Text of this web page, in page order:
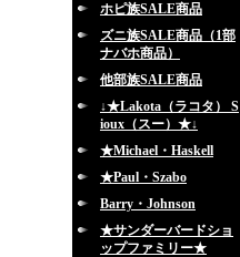
ホピ族SALE商品
ズニ族SALE商品（1部
ナバホ商品）
他部族SALE商品
↓★Lakota（ラコタ） S
ioux（スー）★↓
★Michael・Haskell
★Paul・Szabo
Barry・Johnson
★サンダーバードショ
ップファミリー★